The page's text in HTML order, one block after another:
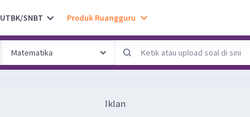
UTBK/SNBT Produk Ruangguru
Iklan